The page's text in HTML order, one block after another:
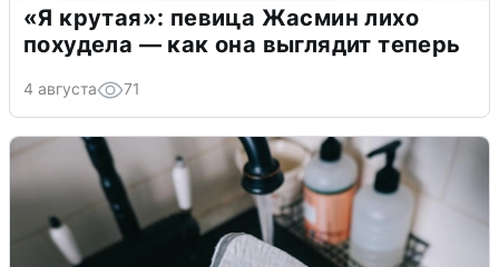
«Я крутая»: певица Жасмин лихо
похудела — как она выглядит теперь
4 августа 71